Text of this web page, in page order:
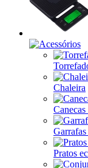
Chaleira
Pratos